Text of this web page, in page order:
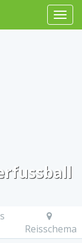
Reisschema